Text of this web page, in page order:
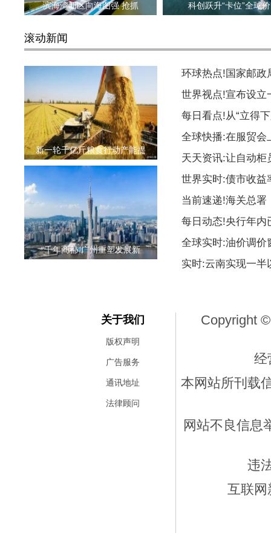
滨海湾新区向海图强 抢抓 科创跃升“卡位”全球价
滚动新闻
新一轮千亿斤粮食行动产能提
“千年商都”广州重塑发展新
环球热点!国家邮政
世界视点!宣布设立
每日看点!从“立得
全球快播:在服贸会
天天资讯:让自动柜
世界实时:债市收益
当前速递!海关总署
每日动态!央行年内
全球实时:油价调价
实时:云南实现一半
关于我们
版权声明
广告服务
通讯地址
法律顾问
Copyright
经
本网站所刊载
网站不良信息
违
互联网